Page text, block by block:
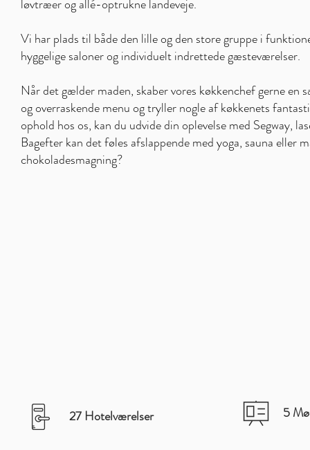
løvtræer og allé-optrukne landeveje.
Vi har plads til både den lille og den store gruppe i
hyggelige saloner og individuelt indrettede gæsteværelser.
Når det gælder maden, skaber vores køkkenchef gerne
og overraskende menu og tryller nogle af køkkenets
ophold hos os, kan du udvide din oplevelse med Segway,
Bagefter kan det føles afslappende med yoga, sauna eller
chokoladesmagning?
27 Hotelværelser 5